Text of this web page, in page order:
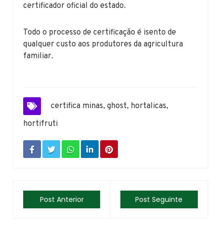
certificador oficial do estado.
Todo o processo de certificação é isento de
qualquer custo aos produtores da agricultura
familiar.
certifica minas,ghost, hortalicas,
hortifruti
Post Anterior Post Seguinte